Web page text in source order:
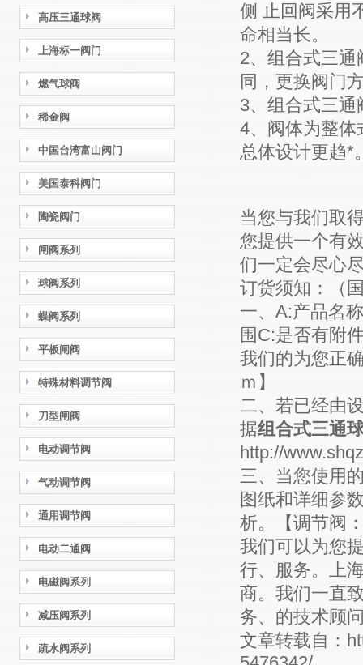
高压三通球阀
上海标一阀门
燃气球阀
稀金阀
中国台湾富山阀门
美国泰科阀门
陶瓷阀门
闸阀系列
球阀系列
蝶阀系列
平板闸阀
特殊材料调节阀
刀型闸阀
电动调节阀
气动调节阀
通用调节阀
电动二通阀
电磁阀系列
减压阀系列
疏水阀系列
侧 止回阀采用
命相当长。
2、组合式三
同，更换阀门
3、组合式三
4、阀体为整体
总体设计更趋*
当您与我们取
您提供一个有
们一定会尽心
订货须知：
一、A:产品名
围C:是否有附
我们的为您正
ｍ】
二、若已经由
据组合式三通
http://
三、当您使用
图纸和详细参
析。【调节阀
我们可以为您
行、服务。上
商。我们一直
务、的技术顾
文章转载自：